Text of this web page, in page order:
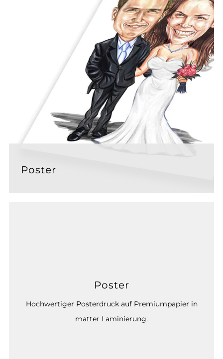
Poster
Poster
Hochwertiger Posterdruck auf Premiumpapier in
matter Laminierung.